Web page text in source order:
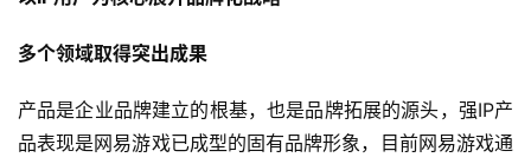
多个领域取得突出成果
产品是企业品牌建立的根基，也是品牌拓展的源头，强IP产
品表现是网易游戏已成型的固有品牌形象，目前网易游戏通